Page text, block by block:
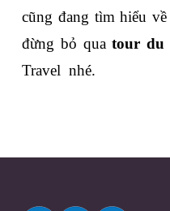
cũng đang tìm hiểu
đừng bỏ qua tour du
Travel  nhé.